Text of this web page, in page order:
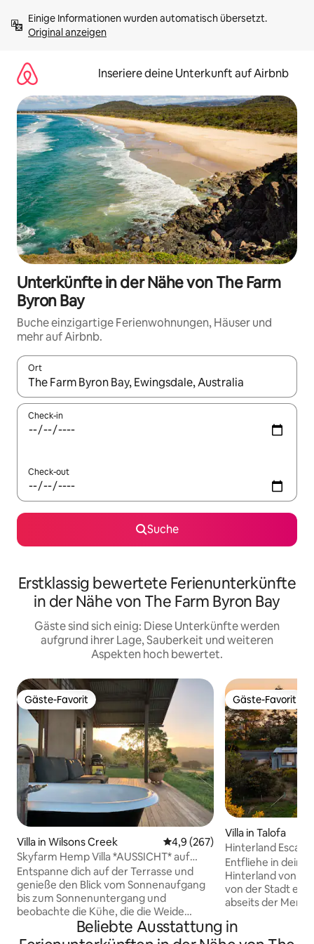
Inhalten
springenOriginal anzeigen
Inseriere deine Unterkunft auf Airbnb
Unterkünfte in der Nähe von The Farm
Byron Bay
Buche einzigartige Ferienwohnungen, Häuser und
mehr auf Airbnb.
Ort
Wenn Ergebnisse verfügbar sind, navigiere mit den
Check-in
Check-out
Suche
Erstklassig bewertete Ferienunterkünfte
in der Nähe von The Farm Byron Bay
Gäste sind sich einig: Diese Unterkünfte werden
aufgrund ihrer Lage, Sauberkeit und weiteren
Aspekten hoch bewertet.
Gäste-Favorit
Gäste-Favorit
Villa in Wilsons Creek Durchschnittliche Bewertung:
4,9 (267)
Skyfarm Hemp Villa *AUSSICHT* auf
Byron Hinterland
Entspanne dich auf der Terrasse und
genieße den Blick vom Sonnenaufgang
bis zum Sonnenuntergang und
beobachte die Kühe, die die Weide
durchqueren. Eine abgeschlossene Villa
inmitten einer bewirtschafteten
Gäste-Favorit
Gäste-Favorit
Villa in Talofa
Hinterland
Byron
Entfliehe in deine
Hinterland von
von der Stadt
abseits der
modernen Villen,
Beliebte Ausstattung in